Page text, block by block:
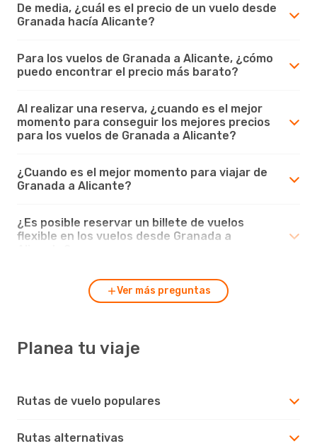
De media, ¿cuál es el precio de un vuelo desde
Granada hacía Alicante?
Para los vuelos de Granada a Alicante, ¿cómo
puedo encontrar el precio más barato?
Al realizar una reserva, ¿cuando es el mejor
momento para conseguir los mejores precios
para los vuelos de Granada a Alicante?
¿Cuando es el mejor momento para viajar de
Granada a Alicante?
¿Es posible reservar un billete de vuelos
flexible en los vuelos desde Granada a
Ver más preguntas
Planea tu viaje
Rutas de vuelo populares
Rutas alternativas